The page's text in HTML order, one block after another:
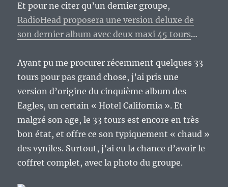
Et pour ne citer qu’un dernier groupe,
RadioHead proposera une version deluxe de
son dernier album avec deux maxi 45 tours…
Ayant pu me procurer récemment quelques 33
tours pour pas grand chose, j’ai pris une
version d’origine du cinquième album des
Eagles, un certain « Hotel California ». Et
malgré son age, le 33 tours est encore en très
bon état, et offre ce son typiquement « chaud »
des vyniles. Surtout, j’ai eu la chance d’avoir le
coffret complet, avec la photo du groupe.